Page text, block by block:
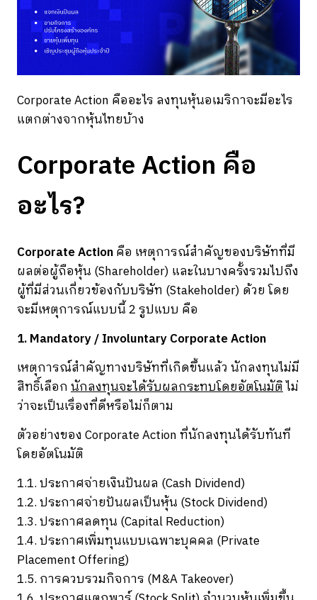
Corporate Action คืออะไร ลงทุนหุ้นอเมริกาจะมีอะไร
แตกต่างจากหุ้นไทยบ้าง
Corporate Action คือ
อะไร?
Corporate Actionคือ เหตุการณ์สำคัญของบริษัทที่มี
ผลต่อผู้ถือหุ้น (Shareholder) และในบางครั้งรวมไปถึง
ผู้ที่มีส่วนเกี่ยวข้องกับบริษัท (Stakeholder) ด้วย โดย
จะมีเหตุการณ์แบบนี้ 2 รูปแบบ คือ
1. Mandatory / Involuntary Corporate Action
เหตุการณ์สำคัญทางบริษัทที่เกิดขึ้นแล้ว นักลงทุนไม่มี
สิทธิ์เลือก นักลงทุนจะได้รับผลกระทบโดยอัตโนมัติไม่
ว่าจะเป็นเรื่องที่ดีหรือไม่ก็ตาม
ตัวอย่างของ Corporate Action ที่นักลงทุนได้รับทันที
โดยอัตโนมัติ
1.1. ประกาศจ่ายเงินปันผล (Cash Dividend)
1.2. ประกาศจ่ายปันผลเป็นหุ้น (Stock Dividend)
1.3. ประกาศลดทุน (Capital Reduction)
1.4. ประกาศเพิ่มทุนแบบเฉพาะบุคคล (Private
Placement Offering)
1.5. การควบรวมกิจการ (M&A Takeover)